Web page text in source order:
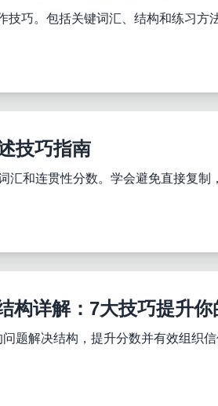
巧。包括关键词汇、结构和练习方
技巧指南
汇和连贯性分数。学会避免直接复制
构详解：7大技巧提升你
题解决结构，提升分数并有效组织